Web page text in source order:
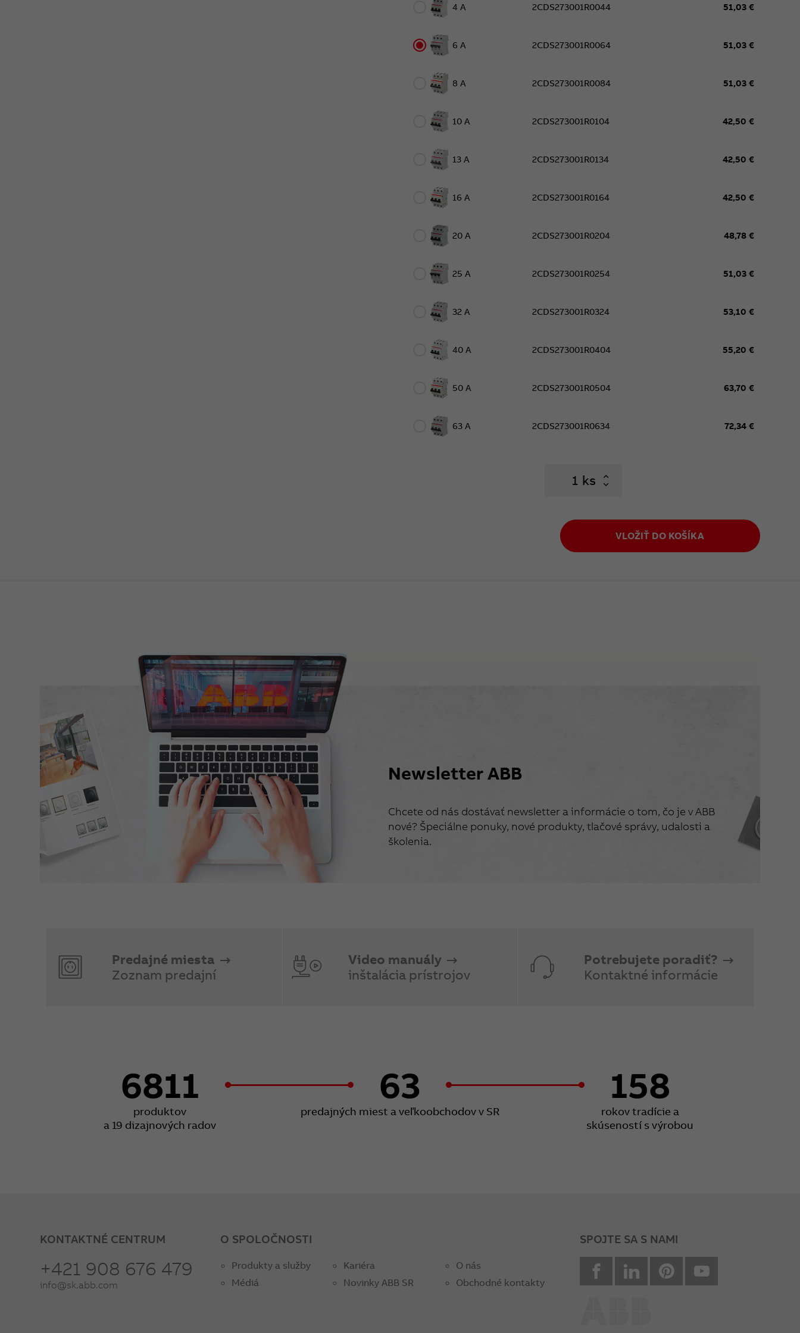
4 A 2CDS273001R0044 51,03 €
6 A 2CDS273001R0064 51,03 €
8 A 2CDS273001R0084 51,03 €
10 A 2CDS273001R0104 42,50 €
13 A 2CDS273001R0134 42,50 €
16 A 2CDS273001R0164 42,50 €
20 A 2CDS273001R0204 48,78 €
25 A 2CDS273001R0254 51,03 €
32 A 2CDS273001R0324 53,10 €
40 A 2CDS273001R0404 55,20 €
50 A 2CDS273001R0504 63,70 €
63 A 2CDS273001R0634 72,34 €
ks
VLOŽIŤ DO KOŠÍKA
Newsletter ABB
Chcete od nás dostávať newsletter a informácie o tom, čo je v ABB
nové? Špeciálne ponuky, nové produkty, tlačové správy, udalosti a
školenia.
Predajné miesta
Zoznam predajní
Video manuály
inštalácia prístrojov
Potrebujete poradiť?
Kontaktné informácie
6811
produktov
a 19 dizajnových radov
63
predajných miest a veľkoobchodov v SR
158
rokov tradície a
skúseností s výrobou
KONTAKTNÉ CENTRUM
+421 908 676 479
info@sk.abb.com
O SPOLOČNOSTI
Produkty a služby
Médiá
Kariéra
Novinky ABB SR
O nás
Obchodné kontakty
SPOJTE SA S NAMI
facebook Linkedin Pinterest